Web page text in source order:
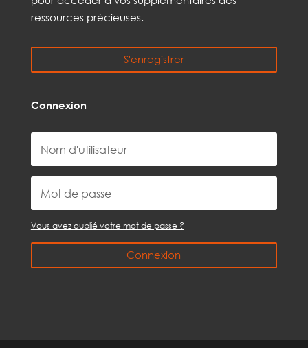
ressources précieuses.
S'enregistrer
Connexion
Vous avez oublié votre mot de passe ?
Connexion